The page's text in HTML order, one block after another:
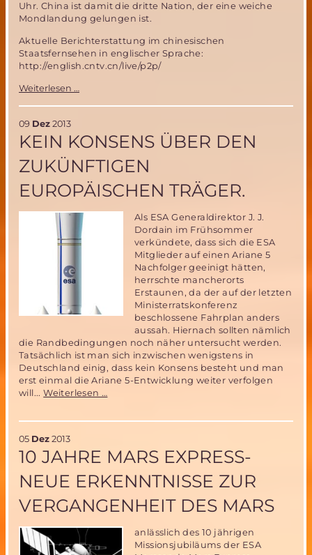
Uhr. China ist damit die dritte Nation, der eine weiche
Mondlandung gelungen ist.
Aktuelle Berichterstattung im chinesischen
Staatsfernsehen in englischer Sprache:
http://english.cntv.cn/live/p2p/
Weiterlesen …
09 Dez 2013
KEIN KONSENS ÜBER DEN
ZUKÜNFTIGEN
EUROPÄISCHEN TRÄGER.
Als ESA Generaldirektor J. J.
Dordain im Frühsommer
verkündete, dass sich die ESA
Mitglieder auf einen Ariane 5
Nachfolger geeinigt hätten,
herrschte mancherorts
Erstaunen, da der auf der letzten
Ministerratskonferenz
beschlossene Fahrplan anders
aussah. Hiernach sollten nämlich
die Randbedingungen noch näher untersucht werden.
Tatsächlich ist man sich inzwischen wenigstens in
Deutschland einig, dass kein Konsens besteht und man
erst einmal die Ariane 5-Entwicklung weiter verfolgen
will...Weiterlesen …
europäischen
05 Dez 2013
10 JAHRE MARS EXPRESS-
NEUE ERKENNTNISSE ZUR
VERGANGENHEIT DES MARS
anlässlich des 10 jährigen
Missionsjubiläums der ESA